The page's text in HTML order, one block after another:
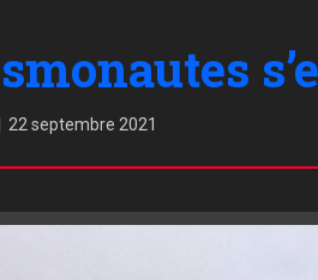
22 septembre 2021